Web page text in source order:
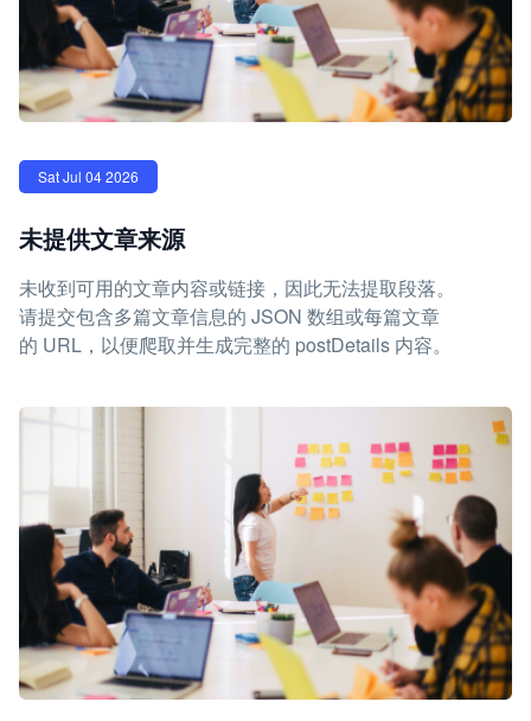
Sat Jul 04 2026
未提供文章来源
未收到可用的文章内容或链接，因此无法提取段落。
请提交包含多篇文章信息的 JSON 数组或每篇文章
的 URL，以便爬取并生成完整的 postDetails 内容。